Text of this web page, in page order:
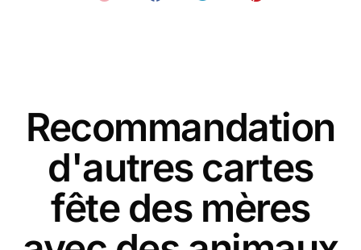
Recommandation
d'autres cartes
fête des mères